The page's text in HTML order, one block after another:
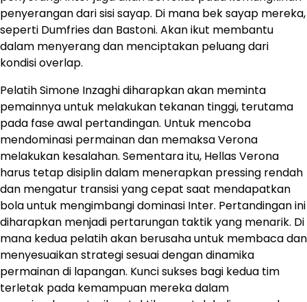
penyerangan dari sisi sayap. Di mana bek sayap mereka,
seperti Dumfries dan Bastoni. Akan ikut membantu
dalam menyerang dan menciptakan peluang dari
kondisi overlap.
Pelatih Simone Inzaghi diharapkan akan meminta
pemainnya untuk melakukan tekanan tinggi, terutama
pada fase awal pertandingan. Untuk mencoba
mendominasi permainan dan memaksa Verona
melakukan kesalahan. Sementara itu, Hellas Verona
harus tetap disiplin dalam menerapkan pressing rendah
dan mengatur transisi yang cepat saat mendapatkan
bola untuk mengimbangi dominasi Inter. Pertandingan ini
diharapkan menjadi pertarungan taktik yang menarik. Di
mana kedua pelatih akan berusaha untuk membaca dan
menyesuaikan strategi sesuai dengan dinamika
permainan di lapangan. ​Kunci sukses bagi kedua tim
terletak pada kemampuan mereka dalam